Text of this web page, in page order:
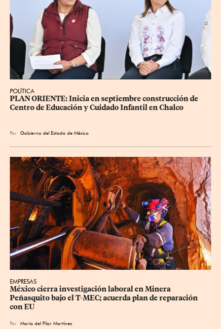
POLÍTICA
PLAN ORIENTE: Inicia en septiembre construcción de
Centro de Educación y Cuidado Infantil en Chalco
Por Gobierno del Estado de México
EMPRESAS
México cierra investigación laboral en Minera
Peñasquito bajo el T-MEC; acuerda plan de reparación
con EU
Por María del Pilar Martínez